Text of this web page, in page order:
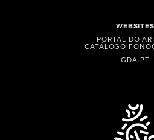
WEBSITES
PORTAL DO
CATÁLOGO
GDA.PT